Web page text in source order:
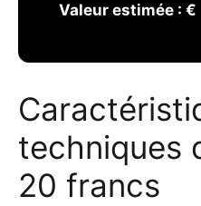
Valeur estimée : €
techniques
20 francs